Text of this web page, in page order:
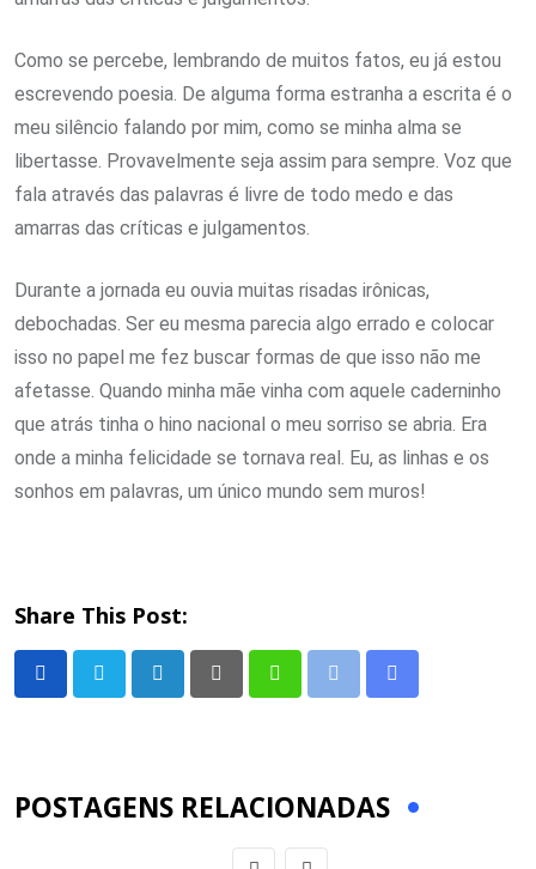
Como se percebe, lembrando de muitos fatos, eu já estou
escrevendo poesia. De alguma forma estranha a escrita é o
meu silêncio falando por mim, como se minha alma se
libertasse. Provavelmente seja assim para sempre. Voz que
fala através das palavras é livre de todo medo e das
amarras das críticas e julgamentos.
Durante a jornada eu ouvia muitas risadas irônicas,
debochadas. Ser eu mesma parecia algo errado e colocar
isso no papel me fez buscar formas de que isso não me
afetasse. Quando minha mãe vinha com aquele caderninho
que atrás tinha o hino nacional o meu sorriso se abria. Era
onde a minha felicidade se tornava real. Eu, as linhas e os
sonhos em palavras, um único mundo sem muros!
Share This Post:
POSTAGENS RELACIONADAS